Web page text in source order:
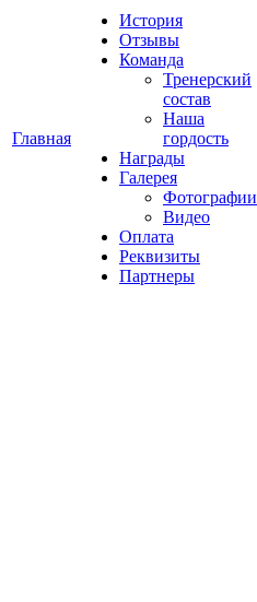
Главная
История
Отзывы
Команда
Тренерский
состав
Наша
гордость
Награды
Галерея
Фотографии
Видео
Оплата
Реквизиты
Партнеры